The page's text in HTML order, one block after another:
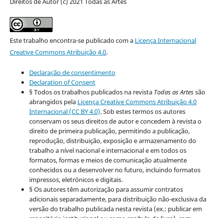
Este trabalho encontra-se publicado com a Licença Internacional
Creative Commons Atribuição 4.0.
Declaração de consentimento
Declaration of Consent
§ Todos os trabalhos publicados na revista Todas as Artessão
abrangidos pela Licença Creative Commons Atribuição 4.0
Internacional (CC BY 4.0). Sob estes termos os autores
conservam os seus direitos de autor e concedem à revista o
direito de primeira publicação, permitindo a publicação,
reprodução, distribuição, exposição e armazenamento do
trabalho a nível nacional e internacional e em todos os
formatos, formas e meios de comunicação atualmente
conhecidos ou a desenvolver no futuro, incluindo formatos
impressos, eletrónicos e digitais.
§ Os autores têm autorização para assumir contratos
adicionais separadamente, para distribuição não-exclusiva da
versão do trabalho publicada nesta revista (ex.: publicar em